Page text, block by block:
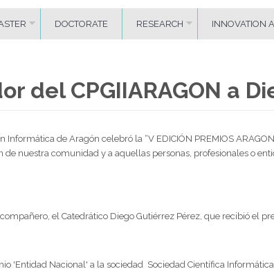
DOCTORATE RESEARCH INNOVATION
del CPGIIARAGON a
de Aragón celebró la “V EDICIÓN PREMIOS
de nuestra comunidad y a aquellas personas, profesionales o
el Catedrático Diego Gutiérrez Pérez, que recibió el
'Entidad Nacional' a la sociedad Sociedad Científica Informática